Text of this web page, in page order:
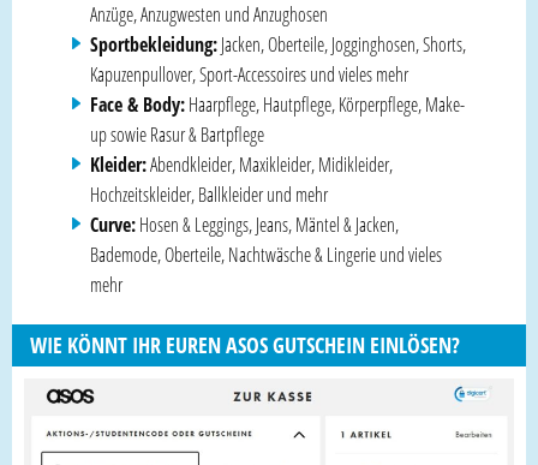
Anzüge, Anzugwesten und Anzughosen
Sportbekleidung:Jacken, Oberteile, Jogginghosen, Shorts,
Kapuzenpullover, Sport-Accessoires und vieles mehr
Face & Body:Haarpflege, Hautpflege, Körperpflege, Make-
up sowie Rasur & Bartpflege
Kleider:Abendkleider, Maxikleider, Midikleider,
Hochzeitskleider, Ballkleider und mehr
Curve:Hosen & Leggings, Jeans, Mäntel & Jacken,
Bademode, Oberteile, Nachtwäsche & Lingerie und vieles
mehr
WIE KÖNNT IHR EUREN ASOS GUTSCHEIN EINLÖSEN?